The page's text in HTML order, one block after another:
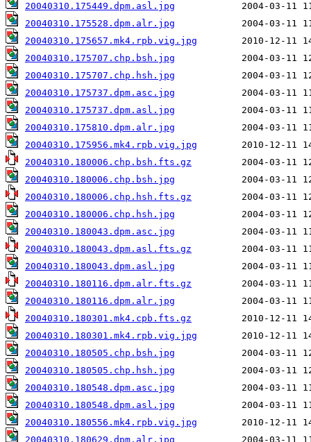
20040310.175449.dpm.asl.jpg
20040310.175528.dpm.alr.jpg
20040310.175657.mk4.rpb.vig.jpg
20040310.175707.chp.bsh.jpg
20040310.175707.chp.hsh.jpg
20040310.175737.dpm.asc.jpg
20040310.175737.dpm.asl.jpg
20040310.175810.dpm.alr.jpg
20040310.175956.mk4.rpb.vig.jpg
20040310.180006.chp.bsh.fts.gz
20040310.180006.chp.bsh.jpg
20040310.180006.chp.hsh.fts.gz
20040310.180006.chp.hsh.jpg
20040310.180043.dpm.asc.jpg
20040310.180043.dpm.asl.fts.gz
20040310.180043.dpm.asl.jpg
20040310.180116.dpm.alr.fts.gz
20040310.180116.dpm.alr.jpg
20040310.180301.mk4.cpb.fts.gz
20040310.180301.mk4.rpb.vig.jpg
20040310.180505.chp.bsh.jpg
20040310.180505.chp.hsh.jpg
20040310.180548.dpm.asc.jpg
20040310.180548.dpm.asl.jpg
20040310.180556.mk4.rpb.vig.jpg
20040310.180629.dpm.alr.jpg